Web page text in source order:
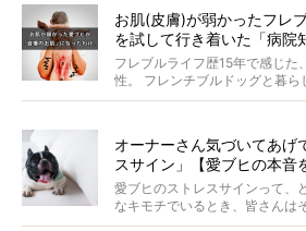
お肌(皮膚)が弱かったフレ
を試して行き着いた「病院
フレブルライフ歴15年で感じた
性。 フレンチブルドッグと暮
者...
オーナーさん気づいてあげ
スサイン」【愛ブヒの本音
愛ブヒのストレスサインって
なキモチでいるとき、皆さんは